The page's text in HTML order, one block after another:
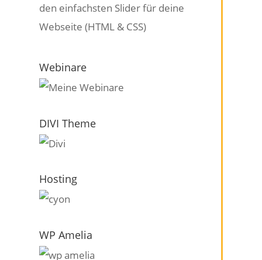
den einfachsten Slider für deine
Webseite (HTML & CSS)
Webinare
DIVI Theme
Hosting
WP Amelia